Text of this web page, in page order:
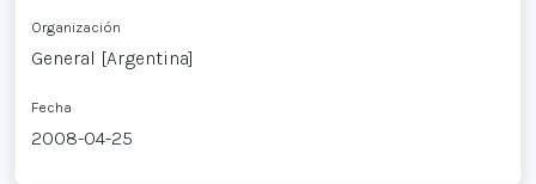
Organización
General [Argentina]
Fecha
2008-04-25